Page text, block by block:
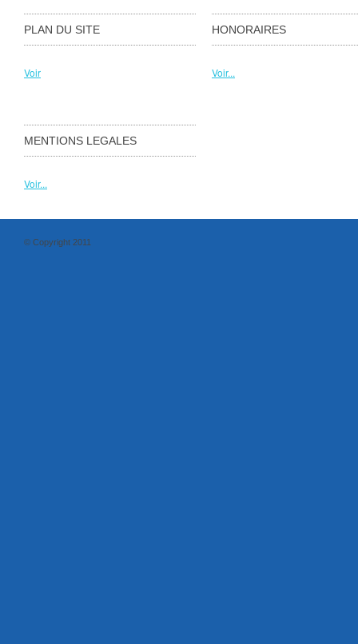
PLAN DU SITE
Voir
HONORAIRES
Voir...
MENTIONS LEGALES
Voir...
© Copyright 2011